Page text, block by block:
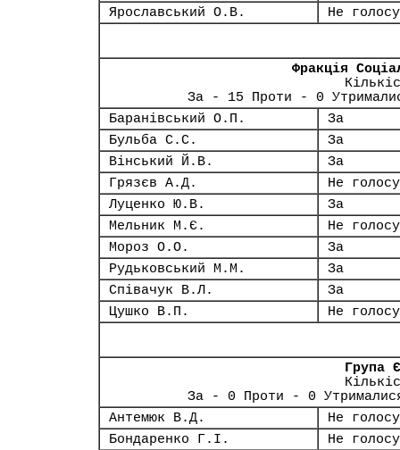
Ярославський О.В.
Не
Фракція
За - 15 Проти - 0
Баранівський О.П.
За
Бульба С.С.
За
Вінський Й.В.
За
Грязєв А.Д.
Не
Луценко Ю.В.
За
Мельник М.Є.
Не
Мороз О.О.
За
Рудьковський М.М.
За
Співачук В.Л.
За
Цушко В.П.
Не
Група
За - 0 Проти - 0
Антемюк В.Д.
Не
Бондаренко Г.І.
Не